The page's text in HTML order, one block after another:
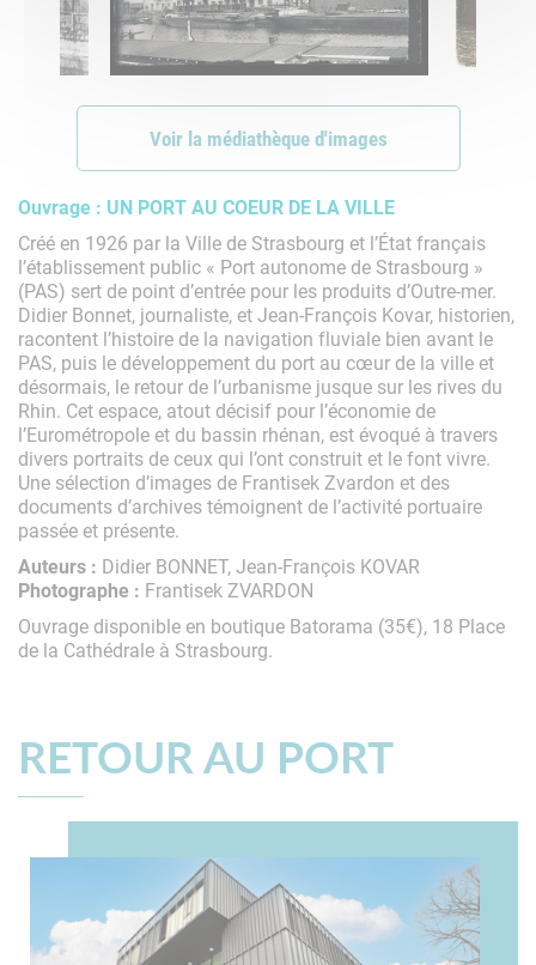
Voir la médiathèque d'images
Ouvrage : UN PORT AU COEUR DE LA VILLE
Créé en 1926 par la Ville de Strasbourg et l’État français
l’établissement public « Port autonome de Strasbourg »
(PAS) sert de point d’entrée pour les produits d’Outre-mer.
Didier Bonnet, journaliste, et Jean-François Kovar, historien,
racontent l’histoire de la navigation fluviale bien avant le
PAS, puis le développement du port au cœur de la ville et
désormais, le retour de l’urbanisme jusque sur les rives du
Rhin. Cet espace, atout décisif pour l’économie de
l’Eurométropole et du bassin rhénan, est évoqué à travers
divers portraits de ceux qui l’ont construit et le font vivre.
Une sélection d’images de Frantisek Zvardon et des
documents d’archives témoignent de l’activité portuaire
passée et présente.
Auteurs : Didier BONNET, Jean-François KOVAR
Photographe : Frantisek ZVARDON
Ouvrage disponible en boutique Batorama (35€), 18 Place
de la Cathédrale à Strasbourg.
RETOUR AU PORT